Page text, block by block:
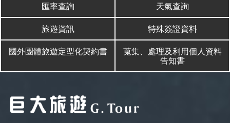
匯率查詢
天氣查詢
旅遊資訊
特殊簽證資料
國外團體旅遊定型化契約書
蒐集、處理及利用個人資料
告知書